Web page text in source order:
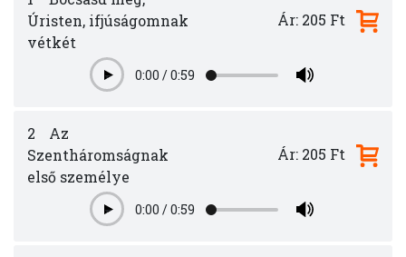
Úristen, ifjúságomnak
vétkét
Play0:00 /0:59
Ár: 205 Ft
2
Az
Szentháromságnak
első személye
Play0:00 /0:59
Ár: 205 Ft